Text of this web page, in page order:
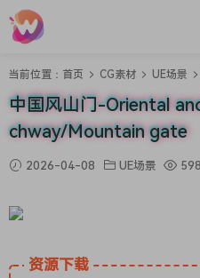
当前位置： 首页 CG素材 UE场景
中国风山门-Oriental
chway/Mountain gate
2026-04-08 UE场景 598
资源下载